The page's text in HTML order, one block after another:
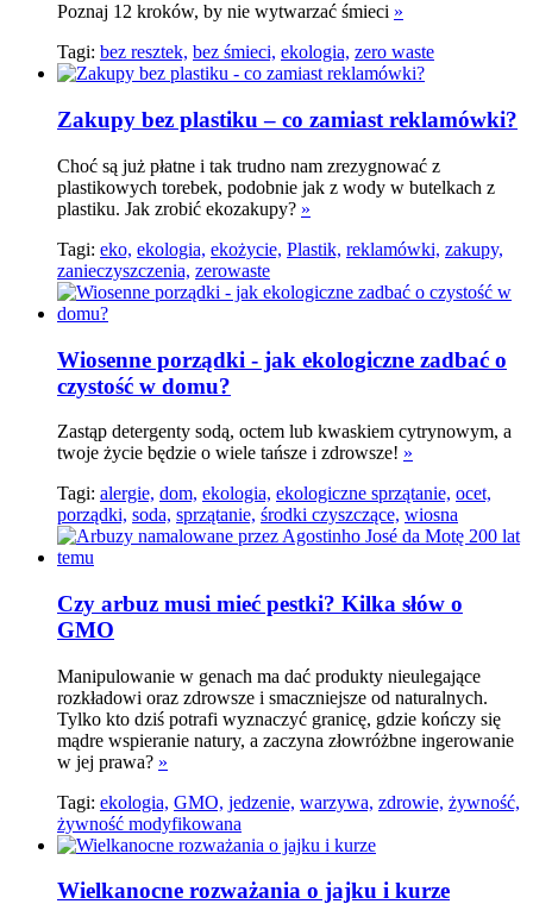
Poznaj 12 kroków, by nie wytwarzać śmieci »
Tagi: bez resztek, bez śmieci, ekologia, zero waste
Zakupy bez plastiku – co zamiast reklamówki?
Choć są już płatne i tak trudno nam zrezygnować z
plastikowych torebek, podobnie jak z wody w butelkach z
plastiku. Jak zrobić ekozakupy? »
Tagi: eko, ekologia, ekożycie, Plastik, reklamówki, zakupy,
zanieczyszczenia, zerowaste
Wiosenne porządki - jak ekologiczne zadbać o
czystość w domu?
Zastąp detergenty sodą, octem lub kwaskiem cytrynowym, a
twoje życie będzie o wiele tańsze i zdrowsze! »
Tagi: alergie, dom, ekologia, ekologiczne sprzątanie, ocet,
porządki, soda, sprzątanie, środki czyszczące, wiosna
Czy arbuz musi mieć pestki? Kilka słów o
GMO
Manipulowanie w genach ma dać produkty nieulegające
rozkładowi oraz zdrowsze i smaczniejsze od naturalnych.
Tylko kto dziś potrafi wyznaczyć granicę, gdzie kończy się
mądre wspieranie natury, a zaczyna złowróżbne ingerowanie
w jej prawa? »
Tagi: ekologia, GMO, jedzenie, warzywa, zdrowie, żywność,
żywność modyfikowana
Wielkanocne rozważania o jajku i kurze